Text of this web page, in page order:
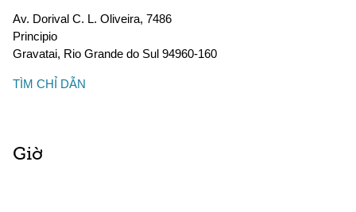
Av. Dorival C. L. Oliveira, 7486
Principio
Gravatai, Rio Grande do Sul 94960-160
TÌM CHỈ DẪN
Giờ